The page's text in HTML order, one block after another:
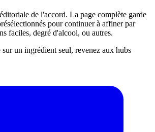
de l'accord. La page complète garde
pour continuer à affiner par
faciles, degré d'alcool, ou autres.
un ingrédient seul, revenez aux hubs